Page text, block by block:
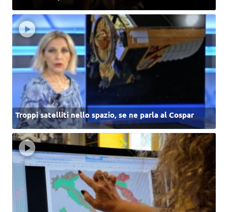
Troppi satelliti nello spazio, se ne parla al Cospar